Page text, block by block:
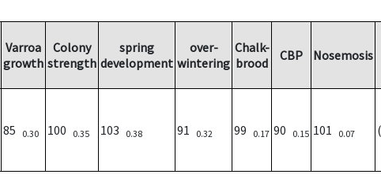
Varroa
growth
Colony
strength
spring
development
over-
wintering
Chalk-
brood
CBP Nosemosis
85 0.30 100 0.35 103 0.38 91 0.32 99 0.17 90 0.15 101 0.07